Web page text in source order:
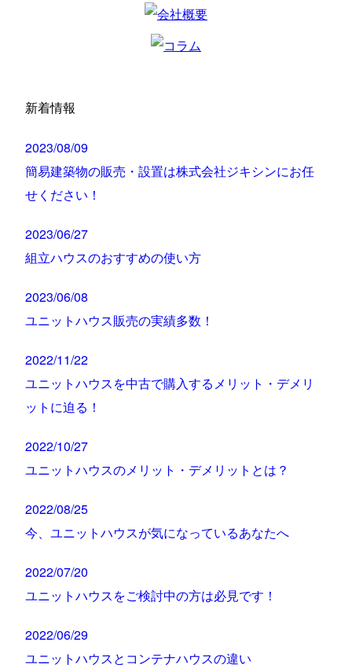
新着情報
2023/08/09
簡易建築物の販売・設置は株式会社ジキシンにお任
せください！
2023/06/27
組立ハウスのおすすめの使い方
2023/06/08
ユニットハウス販売の実績多数！
2022/11/22
ユニットハウスを中古で購入するメリット・デメリ
ットに迫る！
2022/10/27
ユニットハウスのメリット・デメリットとは？
2022/08/25
今、ユニットハウスが気になっているあなたへ
2022/07/20
ユニットハウスをご検討中の方は必見です！
2022/06/29
ユニットハウスとコンテナハウスの違い